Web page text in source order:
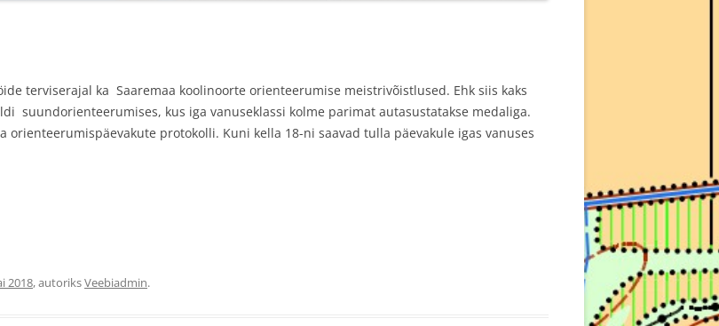
TULEMUSED VÄLE PÄTT 2018
terviserajal ka Saaremaa koolinoorte orienteerumise meistrivõistlused. Ehk siis kaks
suundorienteerumises, kus iga vanuseklassi kolme parimat autasustatakse medaliga.
orienteerumispäevakute protokolli. Kuni kella 18-ni saavad tulla päevakule igas vanuses
2018, autoriksVeebiadmin.